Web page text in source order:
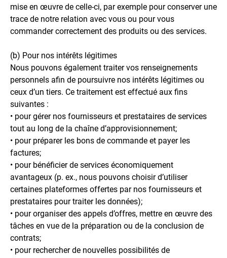
mise en œuvre de celle-ci, par exemple pour conserver une
trace de notre relation avec vous ou pour vous
commander correctement des produits ou des services.
(b) Pour nos intérêts légitimes
Nous pouvons également traiter vos renseignements
personnels afin de poursuivre nos intérêts légitimes ou
ceux d’un tiers. Ce traitement est effectué aux fins
suivantes :
• pour gérer nos fournisseurs et prestataires de services
tout au long de la chaîne d’approvisionnement;
• pour préparer les bons de commande et payer les
factures;
• pour bénéficier de services économiquement
avantageux (p. ex., nous pouvons choisir d’utiliser
certaines plateformes offertes par nos fournisseurs et
prestataires pour traiter les données);
• pour organiser des appels d’offres, mettre en œuvre des
tâches en vue de la préparation ou de la conclusion de
contrats;
• pour rechercher de nouvelles possibilités de